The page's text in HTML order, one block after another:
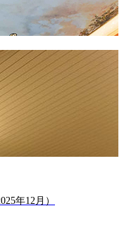
年12月）